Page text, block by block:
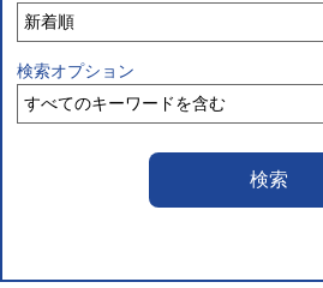
検索オプション